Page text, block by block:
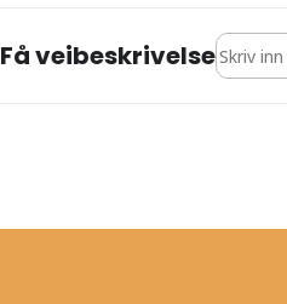
Få veibeskrivelseAddress